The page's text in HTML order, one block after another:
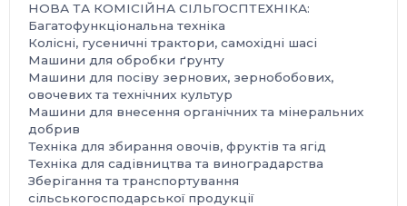
НОВА ТА КОМІСІЙНА СІЛЬГОСПТЕХНІКА:
Багатофункціональна техніка
Колісні, гусеничні трактори, самохідні шасі
Машини для обробки ґрунту
Машини для посіву зернових, зернобобових,
овочевих та технічних культур
Машини для внесення органічних та мінеральних
добрив
Техніка для збирання овочів, фруктів та ягід
Техніка для садівництва та виноградарства
Зберігання та транспортування
сільськогосподарської продукції